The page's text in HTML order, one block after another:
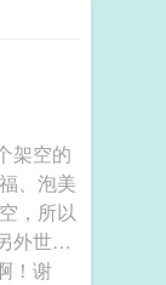
架空的
、泡美
，所以
外世界
！谢